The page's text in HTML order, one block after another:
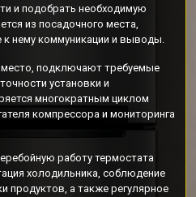
и подобрать необходимую
из посадочного места,
нему коммуникации и выводы.
подключают требуемые
установки и
многократным циклом
компрессора и мониторинга
работу термостата
холодильника, соблюдение
продуктов, а также регулярное